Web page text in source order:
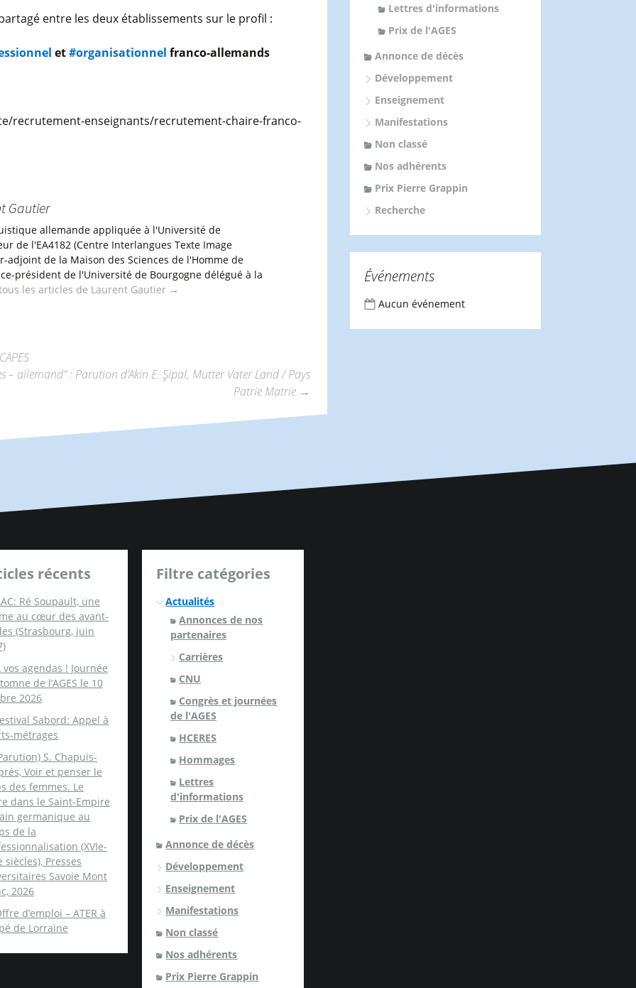
entre les deux établissements sur le profil :
et#organisationnel franco-allemands
recrutement-enseignants/recrutement-chaire-franco-
Gautier
allemande appliquée à l'Université de
de l'EA4182 (Centre Interlangues Texte Image
adjoint de la Maison des Sciences de l'Homme de
président de l'Université de Bourgogne délégué à la
les articles de Laurent Gautier →
– allemand” : Parution d’Akin E. Şipal, Mutter Vater Land / Pays
Patrie Matrie →
Lettres d'informations
Prix de l'AGES
Annonce de décès
Développement
Enseignement
Manifestations
Non classé
Nos adhérents
Prix Pierre Grappin
Recherche
Événements
Aucun événement
récents
Ré Soupault, une
au cœur des avant-
(Strasbourg, juin
vos agendas ! Journée
de l’AGES le 10
2026
Sabord: Appel à
métrages
S. Chapuis-
Voir et penser le
des femmes. Le
dans le Saint-Empire
germanique au
de la
(XVIe-
siècles), Presses
Savoie Mont
2026
d’emploi – ATER à
de Lorraine
Filtre catégories
Actualités
Annonces de nos
partenaires
Carrières
CNU
Congrès et journées
de l'AGES
HCERES
Hommages
Lettres
d'informations
Prix de l'AGES
Annonce de décès
Développement
Enseignement
Manifestations
Non classé
Nos adhérents
Prix Pierre Grappin